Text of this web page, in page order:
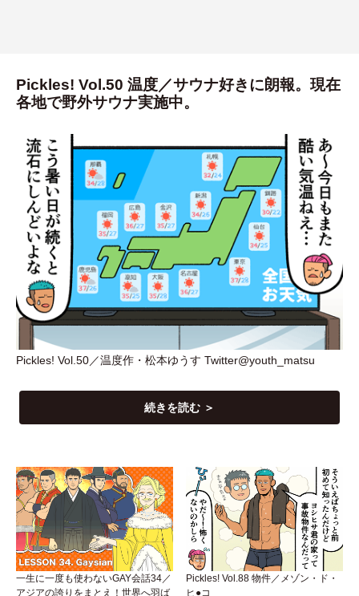
Pickles! Vol.50 温度／サウナ好きに朗報。現在
各地で野外サウナ実施中。
Pickles! Vol.50／温度作 ・ 松本ゆうす Twitter@youth_matsu
続きを読む ＞
一生に一度も使わないGAY会話34／
アジアの誇りをまとえ！世界へ羽ば
Pickles! Vol.88 物件／メゾン・ド・
ヒ●コ